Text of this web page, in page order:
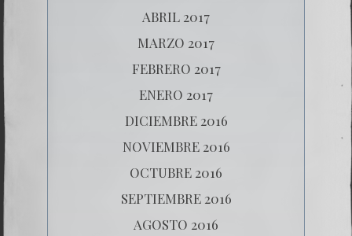
ABRIL 2017
MARZO 2017
FEBRERO 2017
ENERO 2017
DICIEMBRE 2016
NOVIEMBRE 2016
OCTUBRE 2016
SEPTIEMBRE 2016
AGOSTO 2016